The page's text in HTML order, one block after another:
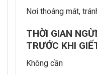
Nơi thoáng mát,
THỜI GIAN
TRƯỚC KHI
Không cần